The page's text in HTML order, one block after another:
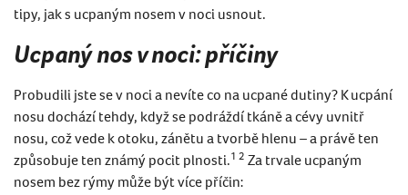
tipy, jak s ucpaným nosem v noci usnout.
Ucpaný nos v noci: příčiny
Probudili jste se v noci a nevíte co na ucpané dutiny? K ucpání
nosu dochází tehdy, když se podráždí tkáně a cévy uvnitř
nosu, což vede k otoku, zánětu a tvorbě hlenu – a právě ten
způsobuje ten známý pocit plnosti.1 2 Za trvale ucpaným
nosem bez rýmy může být více příčin: